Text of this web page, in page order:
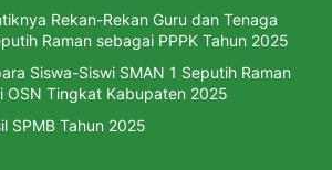
Rekan-Rekan Guru dan Tenaga
Raman sebagai PPPK Tahun 2025
Siswa-Siswi SMAN 1 Seputih Raman
OSN Tingkat Kabupaten 2025
SPMB Tahun 2025